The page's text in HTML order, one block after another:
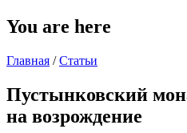
You are here
Главная / Статьи
Пустынковский
на возрождение